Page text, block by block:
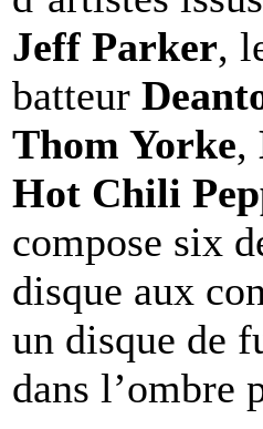
Jeff Parker,
batteur
Thom Yorke,
Hot Chili
compose six
disque aux
un disque de
dans l’ombre